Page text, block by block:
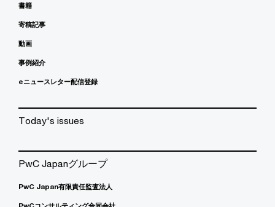
書籍
寄稿記事
動画
事例紹介
eニュースレター配信登録
Today's issues
PwC Japanグループ
PwC Japan有限責任監査法人